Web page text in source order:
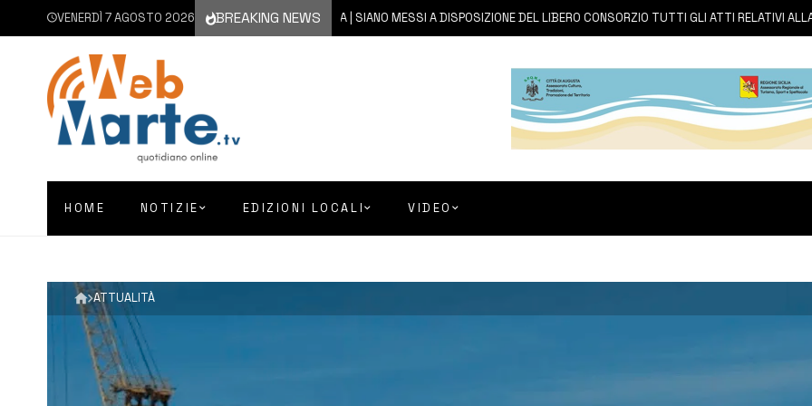
VENERDÌ 7 AGOSTO 2026 BREAKING NEWS
7 AGOSTO 2026 SIRACUSA | SIANO MESSI A DISPOSIZIONE DEL LIBERO CONSORZIO TUTTI GLI ATTI RELATIVI ALLA
HOME NOTIZIE EDIZIONI LOCALI VIDEO
ATTUALITÀ